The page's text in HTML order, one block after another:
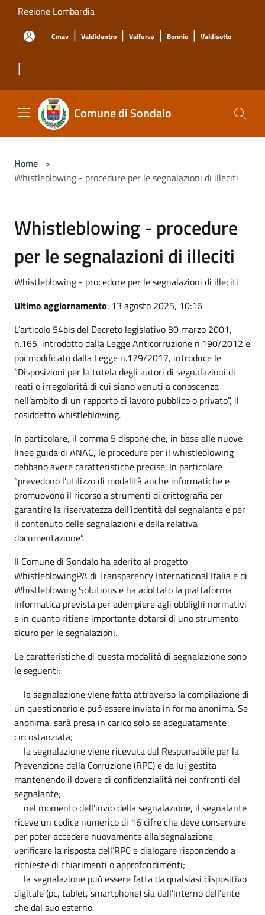
Salta al contenuto principale
Regione Lombardia
Cmav | Valdidentro | Valfurva | Bormio | Valdisotto
|
Comune di Sondalo
Home >
Whistleblowing - procedure per le segnalazioni di illeciti
Whistleblowing - procedure
per le segnalazioni di illeciti
Whistleblowing - procedure per le segnalazioni di illeciti
Ultimo aggiornamento: 13 agosto 2025, 10:16
L’articolo 54bis del Decreto legislativo 30 marzo 2001,
n.165, introdotto dalla Legge Anticorruzione n.190/2012 e
poi modificato dalla Legge n.179/2017, introduce le
“Disposizioni per la tutela degli autori di segnalazioni di
reati o irregolarità di cui siano venuti a conoscenza
nell’ambito di un rapporto di lavoro pubblico o privato”, il
cosiddetto whistleblowing.
In particolare, il comma 5 dispone che, in base alle nuove
linee guida di ANAC, le procedure per il whistleblowing
debbano avere caratteristiche precise. In particolare
“prevedono l’utilizzo di modalità anche informatiche e
promuovono il ricorso a strumenti di crittografia per
garantire la riservatezza dell’identità del segnalante e per
il contenuto delle segnalazioni e della relativa
documentazione”.
Il Comune di Sondalo ha aderito al progetto
WhistleblowingPA di Transparency International Italia e di
Whistleblowing Solutions e ha adottato la piattaforma
informatica prevista per adempiere agli obblighi normativi
e in quanto ritiene importante dotarsi di uno strumento
sicuro per le segnalazioni.
Le caratteristiche di questa modalità di segnalazione sono
le seguenti:
la segnalazione viene fatta attraverso la compilazione di
un questionario e può essere inviata in forma anonima. Se
anonima, sarà presa in carico solo se adeguatamente
circostanziata;
la segnalazione viene ricevuta dal Responsabile per la
Prevenzione della Corruzione (RPC) e da lui gestita
mantenendo il dovere di confidenzialità nei confronti del
segnalante;
nel momento dell’invio della segnalazione, il segnalante
riceve un codice numerico di 16 cifre che deve conservare
per poter accedere nuovamente alla segnalazione,
verificare la risposta dell’RPC e dialogare rispondendo a
richieste di chiarimenti o approfondimenti;
la segnalazione può essere fatta da qualsiasi dispositivo
digitale (pc, tablet, smartphone) sia dall’interno dell’ente
che dal suo esterno.